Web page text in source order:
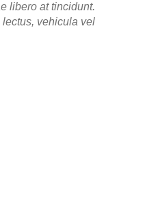
libero at tincidunt.
vehicula vel